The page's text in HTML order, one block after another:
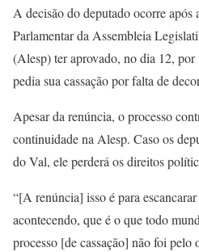
A decisão do deputado ocorre
Parlamentar da Assembleia
(Alesp) ter aprovado, no dia 12,
pedia sua cassação por falta de
Apesar da renúncia, o processo
continuidade na Alesp. Caso os
do Val, ele perderá os direitos
“[A renúncia] isso é para
acontecendo, que é o que todo
processo [de cassação] não foi